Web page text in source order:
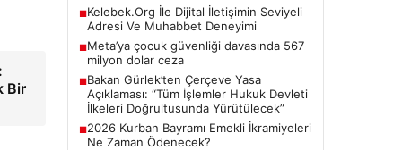
Bir
■Kelebek.Org İle Dijital İletişimin Seviyeli
Adresi Ve Muhabbet Deneyimi
■Meta’ya çocuk güvenliği davasında 567
milyon dolar ceza
■Bakan Gürlek’ten Çerçeve Yasa
Açıklaması: “Tüm İşlemler Hukuk Devleti
İlkeleri Doğrultusunda Yürütülecek”
■2026 Kurban Bayramı Emekli İkramiyeleri
Ne Zaman Ödenecek?